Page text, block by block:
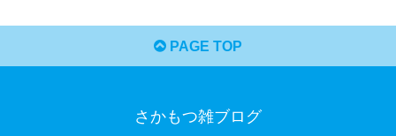
PAGE TOP
さかもつ雑ブログ